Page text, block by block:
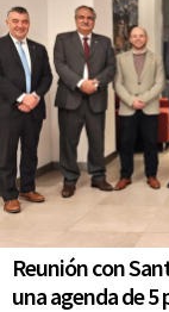
Reunión con
una agenda de